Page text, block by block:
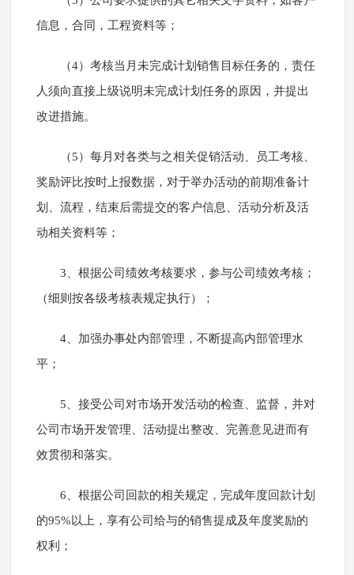
信息，合同，工程资料等；
（4）考核当月未完成计划销售目标任务的，责任
人须向直接上级说明未完成计划任务的原因，并提出
改进措施。
（5）每月对各类与之相关促销活动、员工考核、
奖励评比按时上报数据，对于举办活动的前期准备计
划、流程，结束后需提交的客户信息、活动分析及活
动相关资料等；
3、根据公司绩效考核要求，参与公司绩效考核；
（细则按各级考核表规定执行）；
4、加强办事处内部管理，不断提高内部管理水
平；
5、接受公司对市场开发活动的检查、监督，并对
公司市场开发管理、活动提出整改、完善意见进而有
效贯彻和落实。
6、根据公司回款的相关规定，完成年度回款计划
的95%以上，享有公司给与的销售提成及年度奖励的
权利；